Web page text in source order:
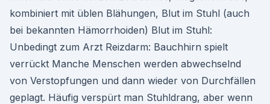
kombiniert mit üblen Blähungen, Blut im Stuhl (auch
bei bekannten Hämorrhoiden) Blut im Stuhl:
Unbedingt zum Arzt Reizdarm: Bauchhirn spielt
verrückt Manche Menschen werden abwechselnd
von Verstopfungen und dann wieder von Durchfällen
geplagt. Häufig verspürt man Stuhldrang, aber wenn